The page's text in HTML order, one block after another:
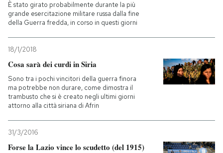
È stato girato probabilmente durante la più
grande esercitazione militare russa dalla fine
della Guerra fredda, in corso in questi giorni
18/1/2018
Cosa sarà dei curdi in Siria
Sono tra i pochi vincitori della guerra finora
ma potrebbe non durare, come dimostra il
trambusto che si è creato negli ultimi giorni
attorno alla città siriana di Afrin
31/3/2016
Forse la Lazio vince lo scudetto (del 1915)